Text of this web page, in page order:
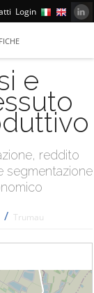
Login
e
reddito
segmentazione
/ Trumau